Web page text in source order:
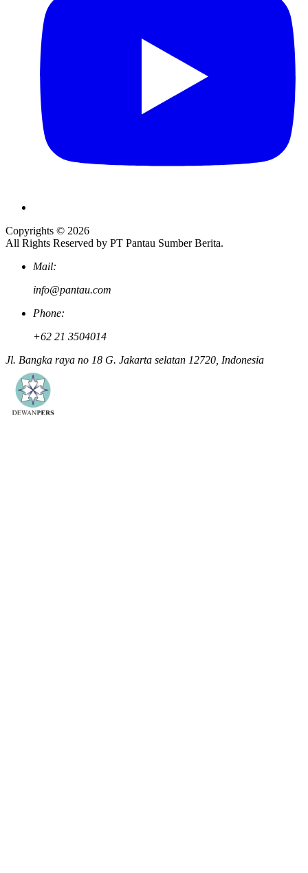
Copyrights © 2026
All Rights Reserved by PT Pantau Sumber Berita.
Mail:
info@pantau.com
Phone:
+62 21 3504014
Jl. Bangka raya no 18 G. Jakarta selatan 12720, Indonesia